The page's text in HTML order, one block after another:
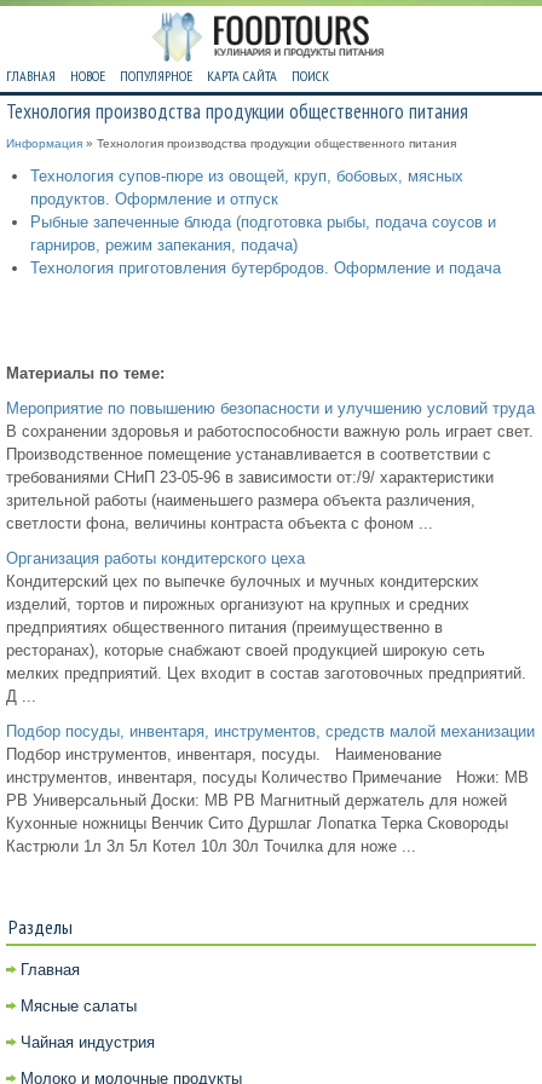
ГЛАВНАЯ НОВОЕ ПОПУЛЯРНОЕ КАРТА САЙТА ПОИСК
Технология производства продукции общественного питания
Информация » Технология производства продукции общественного питания
Технология супов-пюре из овощей, круп, бобовых, мясных
продуктов. Оформление и отпуск
Рыбные запеченные блюда (подготовка рыбы, подача соусов и
гарниров, режим запекания, подача)
Технология приготовления бутербродов. Оформление и подача
Материалы по теме:
Мероприятие по повышению безопасности и улучшению условий труда
В сохранении здоровья и работоспособности важную роль играет свет.
Производственное помещение устанавливается в соответствии с
требованиями СНиП 23-05-96 в зависимости от:/9/ характеристики
зрительной работы (наименьшего размера объекта различения,
светлости фона, величины контраста объекта с фоном ...
Организация работы кондитерского цеха
Кондитерский цех по выпечке булочных и мучных кондитерских
изделий, тортов и пирожных организуют на крупных и средних
предприятиях общественного питания (преимущественно в
ресторанах), которые снабжают своей продукцией широкую сеть
мелких предприятий. Цех входит в состав заготовочных предприятий.
Д ...
Подбор посуды, инвентаря, инструментов, средств малой механизации
Подбор инструментов, инвентаря, посуды. Наименование
инструментов, инвентаря, посуды Количество Примечание Ножи: МВ
РВ Универсальный Доски: МВ РВ Магнитный держатель для ножей
Кухонные ножницы Венчик Сито Дуршлаг Лопатка Терка Сковороды
Кастрюли 1л 3л 5л Котел 10л 30л Точилка для ноже ...
Разделы
Главная
Мясные салаты
Чайная индустрия
Молоко и молочные продукты